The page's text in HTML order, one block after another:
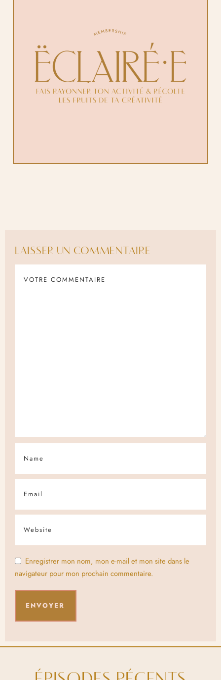
LAISSER UN COMMENTAIRE
Enregistrer mon nom, mon e-mail et mon site dans le
navigateur pour mon prochain commentaire.